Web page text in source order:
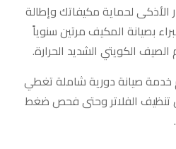
الأذكى لحماية مكيفاتك وإطالة
بصيانة المكيف مرتين سنوياً
الكويتي الشديد الحرارة.
صيانة دورية شاملة تغطي
تنظيف الفلاتر وحتى فحص ضغط